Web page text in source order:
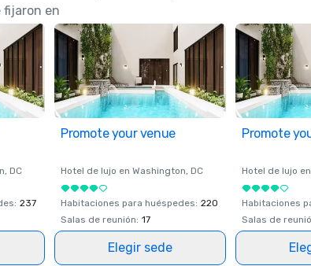
fijaron en
, DC
: 237
Promote your venue
Hotel de lujo en Washington, DC
Habitaciones para huéspedes: 220
Salas de reunión: 17
Elegir sede
Promote
Hotel de lujo en
Habitaciones
Salas de